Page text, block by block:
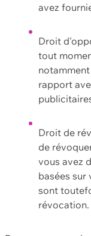
avez
Droit
tout
rapport
Droit de
de
vous avez
basées sur
sont
révocation.